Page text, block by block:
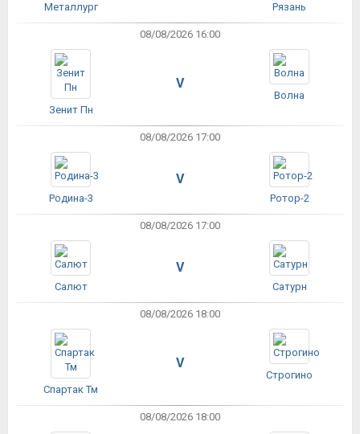
Металлург Рязань
08/08/2026 16:00
Зенит Пн
V
Волна
08/08/2026 17:00
Родина-3
V
Ротор-2
08/08/2026 17:00
Салют
V
Сатурн
08/08/2026 18:00
Спартак Тм
V
Строгино
08/08/2026 18:00